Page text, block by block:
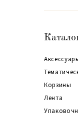
Корзины
Лента